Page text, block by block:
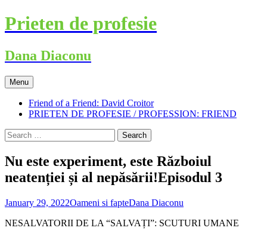
Skip
to
Prieten de profesie
Dana Diaconu
Menu
Friend of a Friend: David Croitor
PRIETEN DE PROFESIE / PROFESSION: FRIEND
Search
for:
Nu este experiment, este Războiul
neatenției și al nepăsării!Episodul 3
January 29, 2022Oameni si fapteDana Diaconu
NESALVATORII DE LA “SALVAȚI”: SCUTURI UMANE